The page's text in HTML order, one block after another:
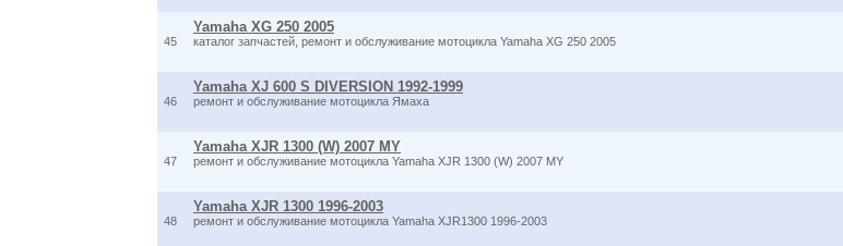
45
Yamaha XG 250 2005
каталог запчастей, ремонт и обслуживание мотоцикла Yamaha XG 250 2005
46
Yamaha XJ 600 S DIVERSION 1992-1999
ремонт и обслуживание мотоцикла Ямаха
47
Yamaha XJR 1300 (W) 2007 MY
ремонт и обслуживание мотоцикла Yamaha XJR 1300 (W) 2007 MY
48
Yamaha XJR 1300 1996-2003
ремонт и обслуживание мотоцикла Yamaha XJR1300 1996-2003